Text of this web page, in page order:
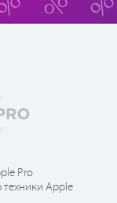
Pro
Apple